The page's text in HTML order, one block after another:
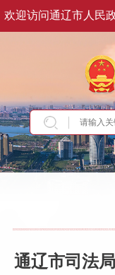
欢迎访问通辽市人民
当前位置：首页>
通辽市司法